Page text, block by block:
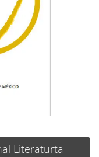
Literaturta